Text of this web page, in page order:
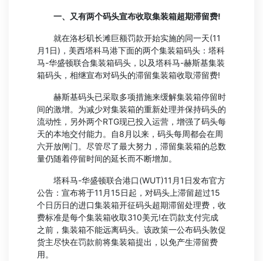
一、又有两个码头宣布收取集装箱超期滞留费!
就在洛杉矶长滩巨额罚款开始实施的同一天(11
月1日)，美西塔科马港下面的两个集装箱码头：塔科
马-华盛顿联合集装箱码头，以及塔科马-赫斯基集装
箱码头，相继宣布对码头的滞留集装箱收取滞留费!
赫斯基码头已采取多项措施来缓解集装箱停留时
间的激增。为减少对集装箱的重新处理并保持码头的
流动性，另外两个RTG现已投入运营，增强了码头每
天的本地交付能力。自8月以来，码头每周都会在周
六开放闸门。尽管尽了最大努力，滞留集装箱的总数
量仍随着停留时间的延长而不断增加。
塔科马-华盛顿联合港口(WUT)11月1日发布官方
公告：宣布将于11月15日起，对码头上滞留超过15
个日历日的进口集装箱开征码头超期滞留处理费，收
费标准是每个集装箱收取310美元!在罚款支付完成
之前，集装箱不能远离码头。该政策一公布码头敦促
货主尽快在罚款前将集装箱提出，以免产生滞留费
用。